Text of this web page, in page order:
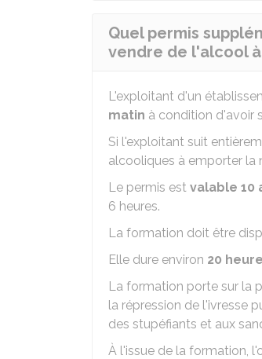
Quel permis
vendre de l'alcool
L'exploitant d'un
matin à condition d'avoir
Si l'exploitant suit
alcooliques à emporter la
Le permis est valable 10
6 heures.
La formation doit être
Elle dure environ 20
La formation porte sur la
la répression de l'ivresse
des stupéfiants et aux
À l'issue de la formation,